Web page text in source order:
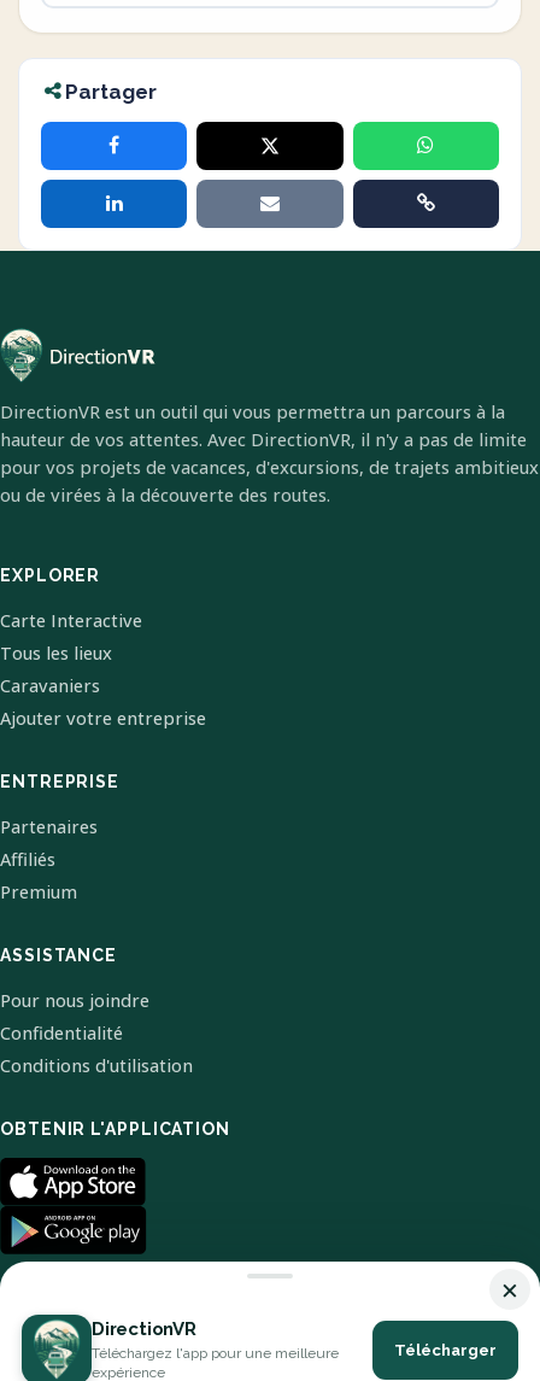
Partager
DirectionVR est un outil qui vous permettra un parcours à la
hauteur de vos attentes. Avec DirectionVR, il n'y a pas de limite
pour vos projets de vacances, d'excursions, de trajets ambitieux
ou de virées à la découverte des routes.
EXPLORER
Carte Interactive
Tous les lieux
Caravaniers
Ajouter votre entreprise
ENTREPRISE
Partenaires
Affiliés
Premium
ASSISTANCE
Pour nous joindre
Confidentialité
Conditions d'utilisation
OBTENIR L'APPLICATION
© 2026 DirectionVR. Tous droits réservés.
×
DirectionVR
Téléchargez l'app pour une meilleure
expérience
Télécharger